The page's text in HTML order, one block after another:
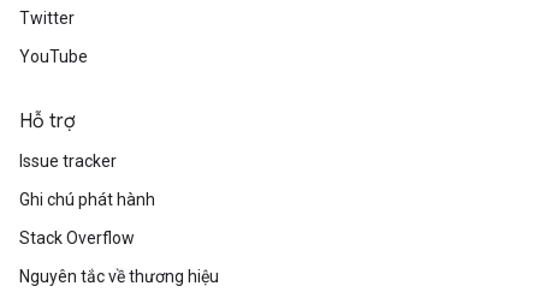
Twitter
YouTube
Hỗ trợ
Issue tracker
Ghi chú phát hành
Stack Overflow
Nguyên tắc về thương hiệu